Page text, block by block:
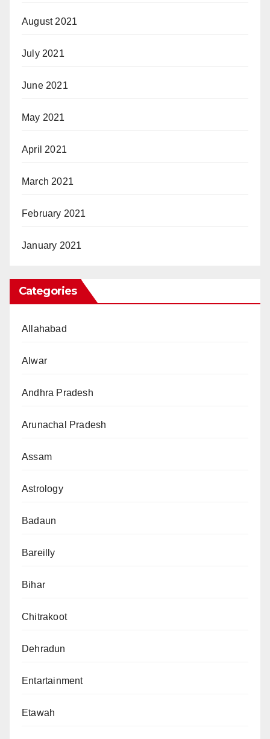
August 2021
July 2021
June 2021
May 2021
April 2021
March 2021
February 2021
January 2021
Categories
Allahabad
Alwar
Andhra Pradesh
Arunachal Pradesh
Assam
Astrology
Badaun
Bareilly
Bihar
Chitrakoot
Dehradun
Entartainment
Etawah